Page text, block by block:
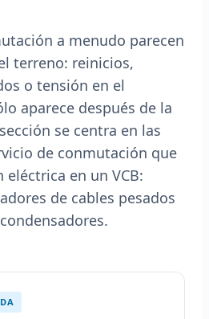
a menudo parecen
terreno: reinicios,
o tensión en el
aparece después de la
se centra en las
de conmutación que
en un VCB:
de cables pesados